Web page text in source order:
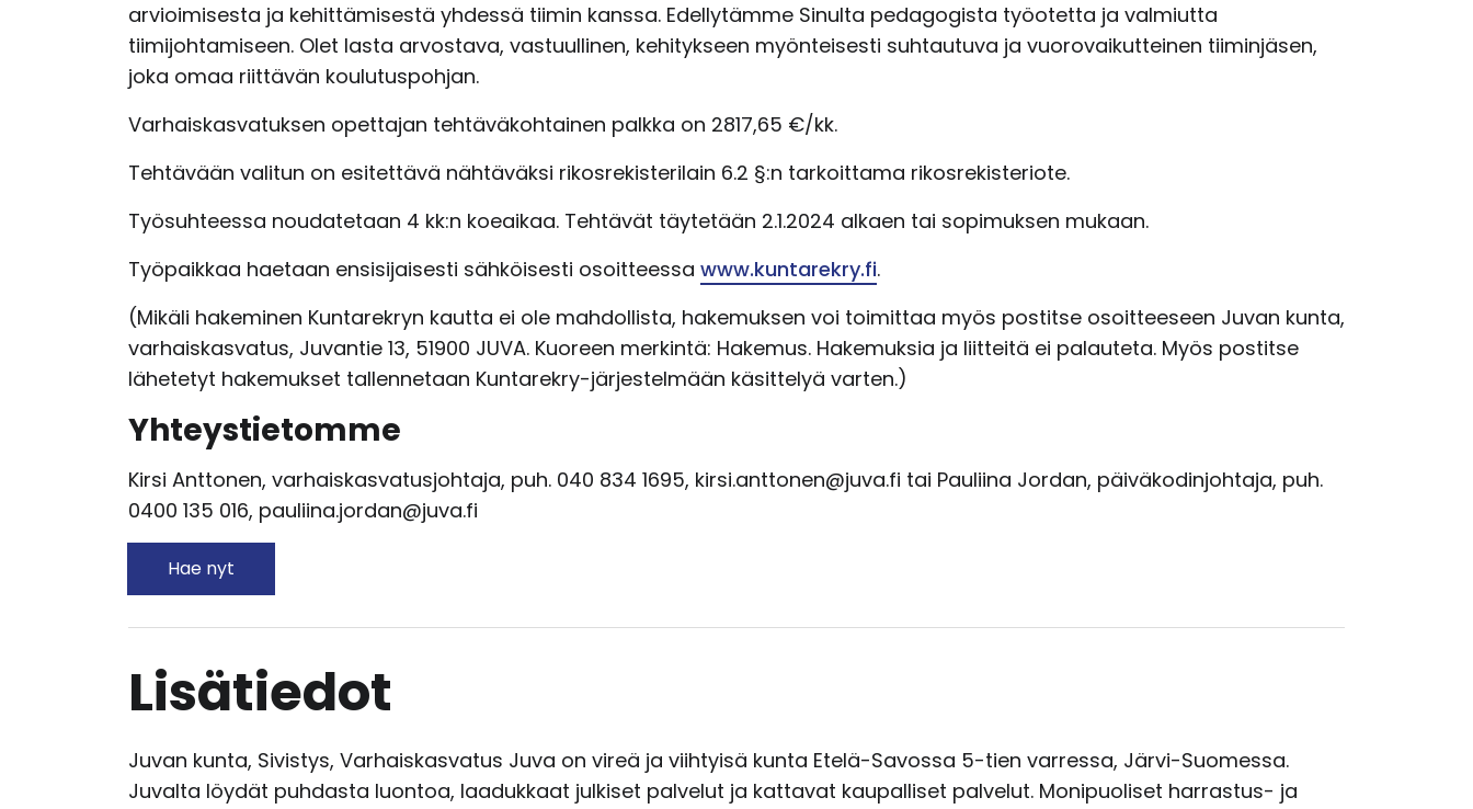
arvioimisesta ja kehittämisestä yhdessä tiimin kanssa. Edellytämme Sinulta pedagogista työotetta ja valmiutta
tiimijohtamiseen. Olet lasta arvostava, vastuullinen, kehitykseen myönteisesti suhtautuva ja vuorovaikutteinen tiiminjäsen,
joka omaa riittävän koulutuspohjan.
Varhaiskasvatuksen opettajan tehtäväkohtainen palkka on 2817,65 €/kk.
Tehtävään valitun on esitettävä nähtäväksi rikosrekisterilain 6.2 §:n tarkoittama rikosrekisteriote.
Työsuhteessa noudatetaan 4 kk:n koeaikaa. Tehtävät täytetään 2.1.2024 alkaen tai sopimuksen mukaan.
Työpaikkaa haetaan ensisijaisesti sähköisesti osoitteessa www.kuntarekry.fi.
(Mikäli hakeminen Kuntarekryn kautta ei ole mahdollista, hakemuksen voi toimittaa myös postitse osoitteeseen Juvan kunta,
varhaiskasvatus, Juvantie 13, 51900 JUVA. Kuoreen merkintä: Hakemus. Hakemuksia ja liitteitä ei palauteta. Myös postitse
lähetetyt hakemukset tallennetaan Kuntarekry-järjestelmään käsittelyä varten.)
Yhteystietomme
Kirsi Anttonen, varhaiskasvatusjohtaja, puh. 040 834 1695, kirsi.anttonen@juva.fi tai Pauliina Jordan, päiväkodinjohtaja, puh.
0400 135 016, pauliina.jordan@juva.fi
Hae nyt
Lisätiedot
Juvan kunta, Sivistys, Varhaiskasvatus Juva on vireä ja viihtyisä kunta Etelä-Savossa 5-tien varressa, Järvi-Suomessa.
Juvalta löydät puhdasta luontoa, laadukkaat julkiset palvelut ja kattavat kaupalliset palvelut. Monipuoliset harrastus- ja